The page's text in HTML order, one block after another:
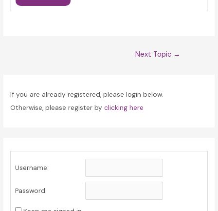
Next Topic →
If you are already registered, please login below.
Otherwise, please register byclicking here
Username:
Password: